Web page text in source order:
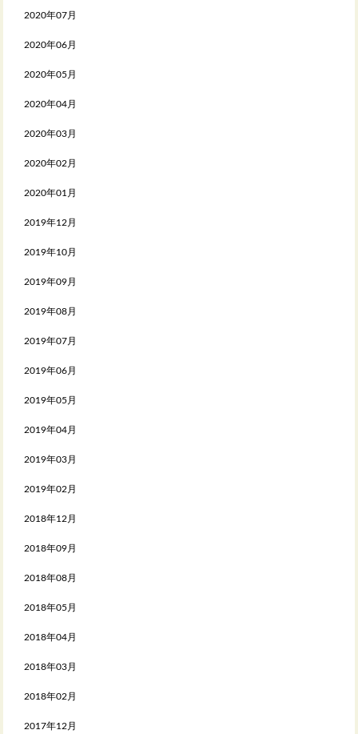
2020年07月
2020年06月
2020年05月
2020年04月
2020年03月
2020年02月
2020年01月
2019年12月
2019年10月
2019年09月
2019年08月
2019年07月
2019年06月
2019年05月
2019年04月
2019年03月
2019年02月
2018年12月
2018年09月
2018年08月
2018年05月
2018年04月
2018年03月
2018年02月
2017年12月